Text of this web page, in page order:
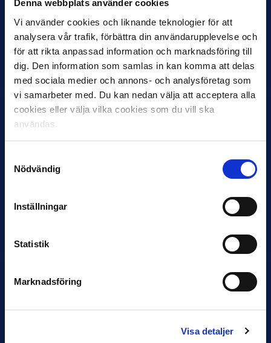
Denna webbplats använder cookies
Vi använder cookies och liknande teknologier för att
analysera vår trafik, förbättra din användarupplevelse och
för att rikta anpassad information och marknadsföring till
dig. Den information som samlas in kan komma att delas
med sociala medier och annons- och analysföretag som
vi samarbeter med. Du kan nedan välja att acceptera alla
cookies eller välja vilka cookies som du vill ska
användas.
Nödvändig
Inställningar
Statistik
Marknadsföring
Visa detaljer
27 JULI
Joachim Björklund tar över IFK Göteborg
Under måndagseftermiddagen meddelade IFK Göteborg att
Stefan Billborns uppdrag som huvudtränare i herrlaget har
avslutats.…
Helstrup ny tränare i Malmö FF